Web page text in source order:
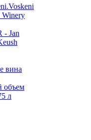
Winery
- Jan
вина
объем
л